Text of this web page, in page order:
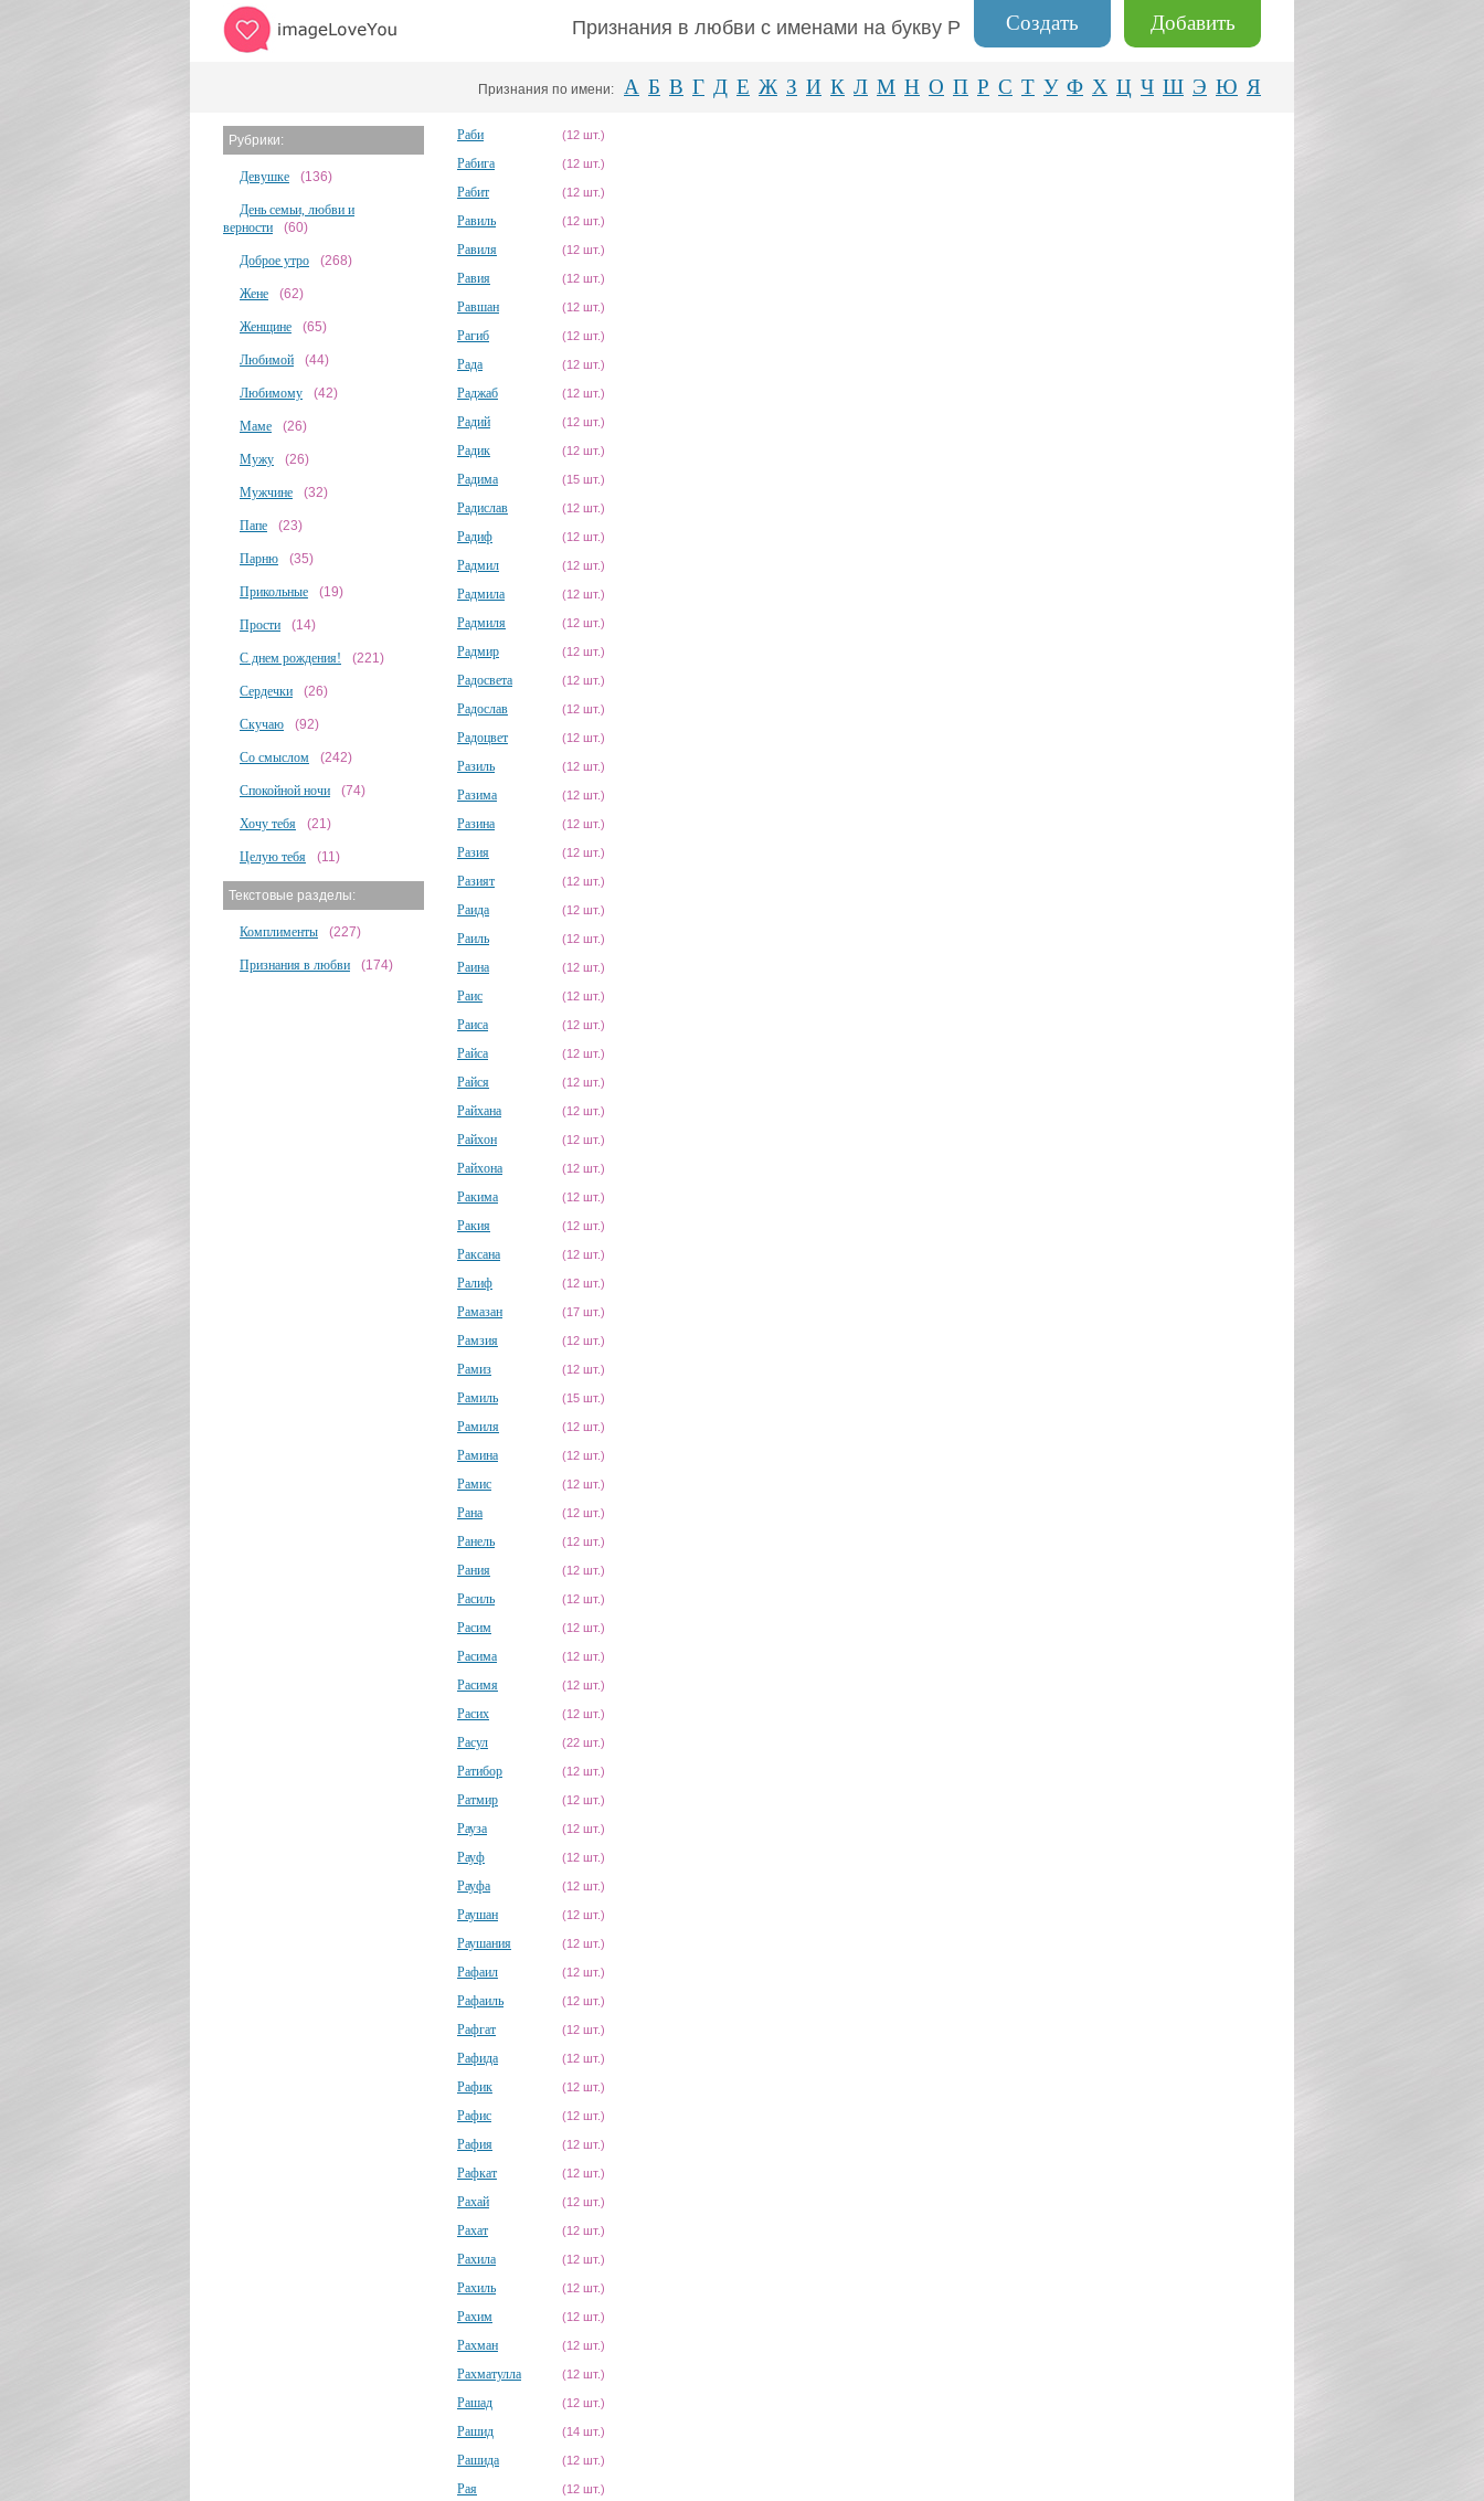
Добавить
Создать
Признания в любви с именами на букву Р
Признания по имени: А Б В Г Д Е Ж З И К Л М Н О П Р С Т У Ф Х Ц Ч Ш Э Ю Я
Рубрики:
Девушке (136)
День семьи, любви и
верности
(60)
Доброе утро (268)
Жене (62)
Женщине (65)
Любимой (44)
Любимому (42)
Маме (26)
Мужу (26)
Мужчине (32)
Папе (23)
Парню (35)
Прикольные (19)
Прости (14)
С днем рождения! (221)
Сердечки (26)
Скучаю (92)
Со смыслом (242)
Спокойной ночи (74)
Хочу тебя (21)
Целую тебя (11)
Текстовые разделы:
Комплименты (227)
Признания в любви (174)
Раби (12 шт.)
Рабига (12 шт.)
Рабит (12 шт.)
Равиль (12 шт.)
Равиля (12 шт.)
Равия (12 шт.)
Равшан (12 шт.)
Рагиб (12 шт.)
Рада (12 шт.)
Раджаб (12 шт.)
Радий (12 шт.)
Радик (12 шт.)
Радима (15 шт.)
Радислав (12 шт.)
Радиф (12 шт.)
Радмил (12 шт.)
Радмила (12 шт.)
Радмиля (12 шт.)
Радмир (12 шт.)
Радосвета (12 шт.)
Радослав (12 шт.)
Радоцвет (12 шт.)
Разиль (12 шт.)
Разима (12 шт.)
Разина (12 шт.)
Разия (12 шт.)
Разият (12 шт.)
Раида (12 шт.)
Раиль (12 шт.)
Раина (12 шт.)
Раис (12 шт.)
Раиса (12 шт.)
Райса (12 шт.)
Райся (12 шт.)
Райхана (12 шт.)
Райхон (12 шт.)
Райхона (12 шт.)
Ракима (12 шт.)
Ракия (12 шт.)
Раксана (12 шт.)
Ралиф (12 шт.)
Рамазан (17 шт.)
Рамзия (12 шт.)
Рамиз (12 шт.)
Рамиль (15 шт.)
Рамиля (12 шт.)
Рамина (12 шт.)
Рамис (12 шт.)
Рана (12 шт.)
Ранель (12 шт.)
Рания (12 шт.)
Расиль (12 шт.)
Расим (12 шт.)
Расима (12 шт.)
Расимя (12 шт.)
Расих (12 шт.)
Расул (22 шт.)
Ратибор (12 шт.)
Ратмир (12 шт.)
Рауза (12 шт.)
Рауф (12 шт.)
Рауфа (12 шт.)
Раушан (12 шт.)
Раушания (12 шт.)
Рафаил (12 шт.)
Рафаиль (12 шт.)
Рафгат (12 шт.)
Рафида (12 шт.)
Рафик (12 шт.)
Рафис (12 шт.)
Рафия (12 шт.)
Рафкат (12 шт.)
Рахай (12 шт.)
Рахат (12 шт.)
Рахила (12 шт.)
Рахиль (12 шт.)
Рахим (12 шт.)
Рахман (12 шт.)
Рахматулла (12 шт.)
Рашад (12 шт.)
Рашид (14 шт.)
Рашида (12 шт.)
Рая (12 шт.)